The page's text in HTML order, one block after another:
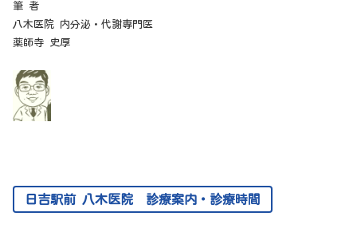
筆 者
八木医院 内分泌・代謝専門医
薬師寺 史厚
日吉駅前 八木医院 診療案内・診療時間